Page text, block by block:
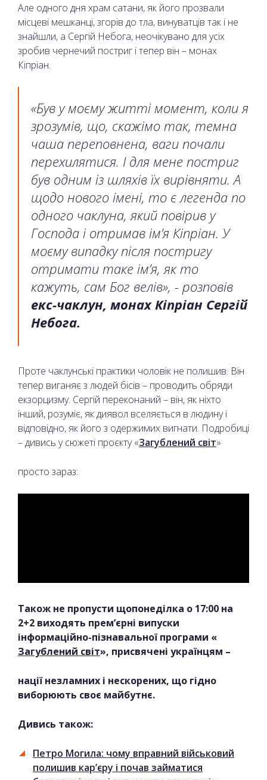
Але одного дня храм сатани, як його прозвали
місцеві мешканці, згорів до тла, винуватців так і не
знайшли, а Сергій Небога, неочікувано для усіх
зробив чернечий постриг і тепер він – монах
Кіпріан.
«Був у моєму житті момент, коли я
зрозумів, що, скажімо так, темна
чаша переповнена, ваги почали
перехилятися. І для мене постриг
був одним із шляхів їх вирівняти. А
щодо нового імені, то є легенда по
одного чаклуна, який повірив у
Господа і отримав ім’я Кіпріан. У
моєму випадку після постригу
отримати таке ім’я, як то
кажуть, сам Бог велів», - розповів
екс-чаклун, монах Кіпріан Сергій
Небога.
Проте чаклунські практики чоловік не полишив. Він
тепер виганяє з людей бісів – проводить обряди
екзорцизму. Сергій переконаний – він, як ніхто
інший, розуміє, як диявол вселяється в людину і
відповідно, як його з одержимих вигнати. Подробиці
– дивись у сюжеті проєкту «Загублений світ»
просто зараз:
Також не пропусти щопонеділка о 17:00 на
2+2 виходять прем’єрні випуски
інформаційно-пізнавальної програми «
Загублений світ», присвячені українцям –
нації незламних і нескорених, що гідно
виборюють своє майбутнє.
Дивись також:
Петро Могила: чому вправний військовий
полишив кар’єру і почав займатися